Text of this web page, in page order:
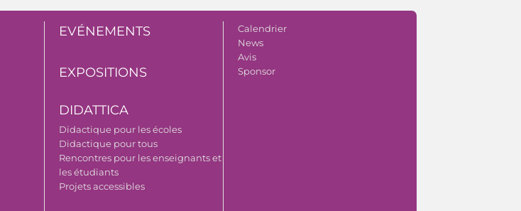
EVÉNEMENTS
EXPOSITIONS
DIDATTICA
Didactique pour les écoles
Didactique pour tous
Rencontres pour les enseignants et
les étudiants
Projets accessibles
Calendrier
News
Avis
Sponsor